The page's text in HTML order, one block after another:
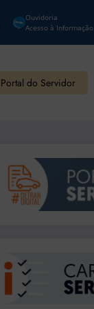
Ouvidoria
Acesso à Informação
Portal do Servidor